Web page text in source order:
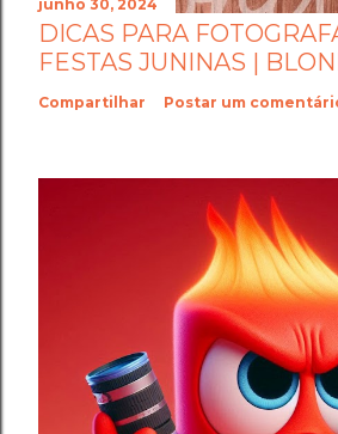
junho 30, 2024
DICAS PARA
FESTAS JUNINAS |
Compartilhar Postar um